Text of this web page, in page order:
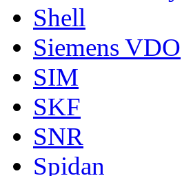
Shell
Siemens VDO
SIM
SKF
SNR
Spidan